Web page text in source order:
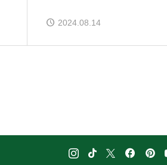
2024.08.14